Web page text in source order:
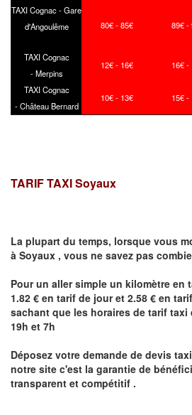
TAXI Cognac - Gare
d'Angoulême
80€ - 85€ 89€ -
TAXI Cognac
- Merpins
12€ - 16€ 16€ -
TAXI Cognac
- Château Bernard
10€ - 13€ 15€ -
TARIF TAXISoyaux
La plupart du temps, lorsque vous
à Soyaux , vous ne savez pas
Pour un aller simple un kilomètre en
1.82 € en tarif de jour et 2.58 € en
sachant que les horaires de tarif taxi
19h et 7h
Déposez votre demande de devis
notre site c'est la garantie de
transparent et compétitif .